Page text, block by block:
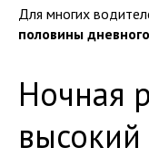
Для многих
половины
Ночная